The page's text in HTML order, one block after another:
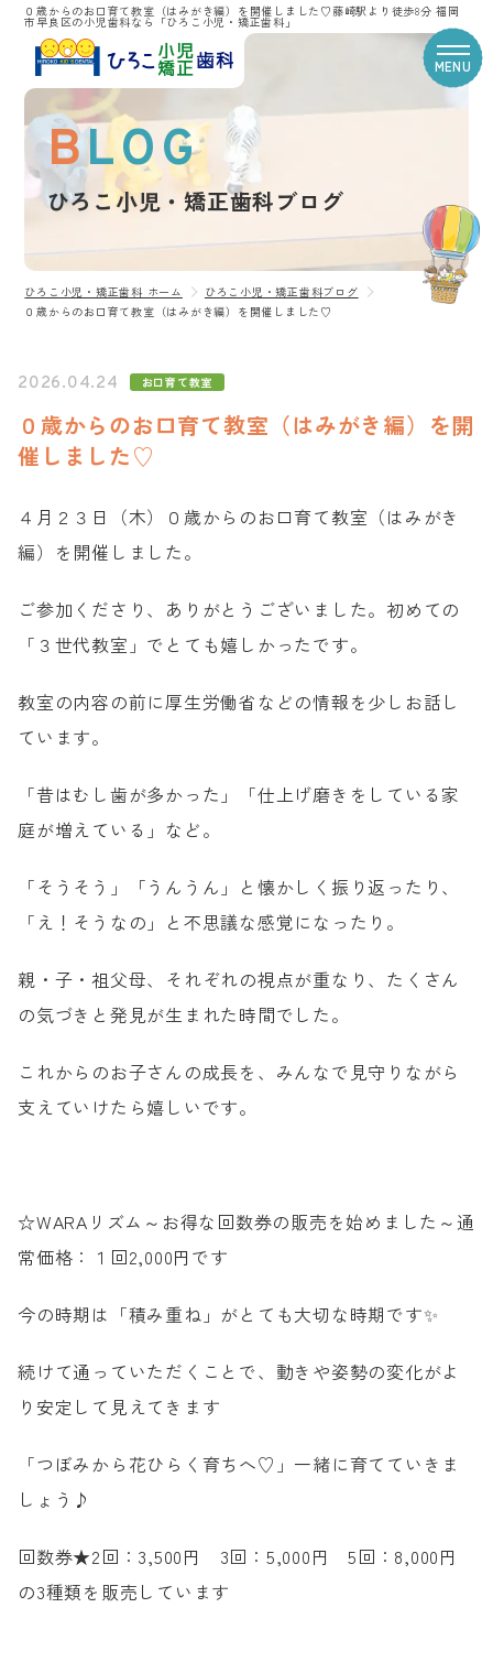
０歳からのお口育て教室（はみがき編）を開催しました♡藤崎駅より徒歩8分 福岡
市早良区の小児歯科なら「ひろこ小児・矯正歯科」
MENU
CLINIC CONTENTS
スタッフ紹介
医院案内
アクセス
プライバシーポリシー
小児歯科
小児矯正
子どもと進める歯科治療
マイナス1歳からの マタニティ歯科
ご家族の方の歯科治療
成人矯正
お電話でのご予約・ご相談
092-833-8688
BLOG
ひろこ小児・矯正歯科ブログ
ひろこ小児・矯正歯科 ホーム
ひろこ小児・矯正歯科ブログ
０歳からのお口育て教室（はみがき編）を開催しました♡
2026.04.24 お口育て教室
０歳からのお口育て教室（はみがき編）を開
催しました♡
４月２３日（木）０歳からのお口育て教室（はみがき
編）を開催しました。
ご参加くださり、ありがとうございました。初めての
「３世代教室」でとても嬉しかったです。
教室の内容の前に厚生労働省などの情報を少しお話し
ています。
「昔はむし歯が多かった」「仕上げ磨きをしている家
庭が増えている」など。
「そうそう」「うんうん」と懐かしく振り返ったり、
「え！そうなの」と不思議な感覚になったり。
親・子・祖父母、それぞれの視点が重なり、たくさん
の気づきと発見が生まれた時間でした。
これからのお子さんの成長を、みんなで見守りながら
支えていけたら嬉しいです。
☆WARAリズム～お得な回数券の販売を始めました～通
常価格：１回2,000円です
今の時期は「積み重ね」がとても大切な時期です✨
続けて通っていただくことで、動きや姿勢の変化がよ
り安定して見えてきます
「つぼみから花ひらく育ちへ♡」一緒に育てていきま
しょう♪
回数券★2回：3,500円 3回：5,000円 5回：8,000円
の3種類を販売しています